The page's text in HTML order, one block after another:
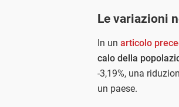
Le variazioni
In un articolo
calo della
-3,19%, una
un paese.